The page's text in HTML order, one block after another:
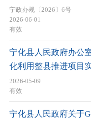
宁政办规〔2026〕6号
2026-06-01
有效
宁化县人民政府办公
化利用整县推进项目
2026-05-09
有效
宁化县人民政府关于